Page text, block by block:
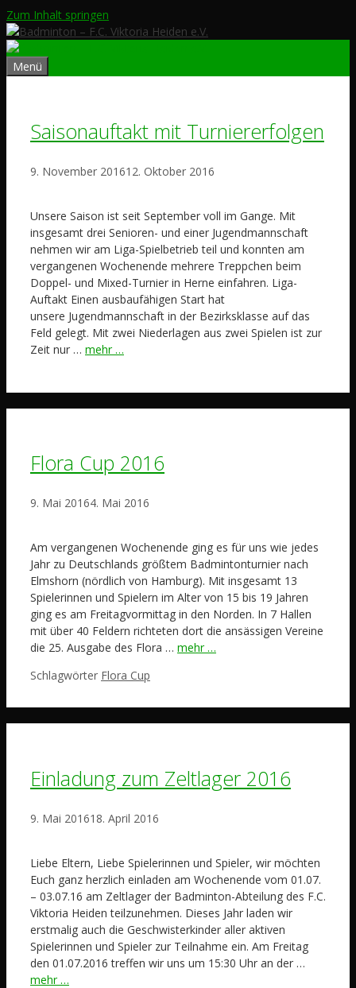
Zum Inhalt springen
Menü
Saisonauftakt mit Turniererfolgen
9. November 201612. Oktober 2016
Unsere Saison ist seit September voll im Gange. Mit
insgesamt drei Senioren- und einer Jugendmannschaft
nehmen wir am Liga-Spielbetrieb teil und konnten am
vergangenen Wochenende mehrere Treppchen beim
Doppel- und Mixed-Turnier in Herne einfahren. Liga-
Auftakt Einen ausbaufähigen Start hat
unsere Jugendmannschaft in der Bezirksklasse auf das
Feld gelegt. Mit zwei Niederlagen aus zwei Spielen ist zur
Zeit nur … mehr …
Flora Cup 2016
9. Mai 20164. Mai 2016
Am vergangenen Wochenende ging es für uns wie jedes
Jahr zu Deutschlands größtem Badmintonturnier nach
Elmshorn (nördlich von Hamburg). Mit insgesamt 13
Spielerinnen und Spielern im Alter von 15 bis 19 Jahren
ging es am Freitagvormittag in den Norden. In 7 Hallen
mit über 40 Feldern richteten dort die ansässigen Vereine
die 25. Ausgabe des Flora … mehr …
Schlagwörter Flora Cup
Einladung zum Zeltlager 2016
9. Mai 201618. April 2016
Liebe Eltern, Liebe Spielerinnen und Spieler, wir möchten
Euch ganz herzlich einladen am Wochenende vom 01.07.
– 03.07.16 am Zeltlager der Badminton-Abteilung des F.C.
Viktoria Heiden teilzunehmen. Dieses Jahr laden wir
erstmalig auch die Geschwisterkinder aller aktiven
Spielerinnen und Spieler zur Teilnahme ein. Am Freitag
den 01.07.2016 treffen wir uns um 15:30 Uhr an der …
mehr …